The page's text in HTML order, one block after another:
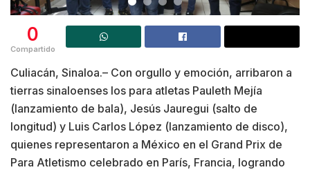
0
Compartido
Culiacán, Sinaloa.– Con orgullo y emoción, arribaron a
tierras sinaloenses los para atletas Pauleth Mejía
(lanzamiento de bala), Jesús Jauregui (salto de
longitud) y Luis Carlos López (lanzamiento de disco),
quienes representaron a México en el Grand Prix de
Para Atletismo celebrado en París, Francia, logrando